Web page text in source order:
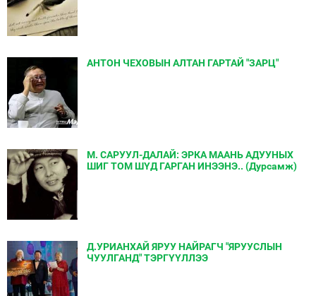
АНТОН ЧЕХОВЫН АЛТАН ГАРТАЙ "ЗАРЦ"
М. САРУУЛ-ДАЛАЙ: ЭРКА МААНЬ АДУУНЫХ
ШИГ ТОМ ШҮД ГАРГАН ИНЭЭНЭ.. (Дурсамж)
Д.УРИАНХАЙ ЯРУУ НАЙРАГЧ "ЯРУУСЛЫН
ЧУУЛГАНД" ТЭРГҮҮЛЛЭЭ